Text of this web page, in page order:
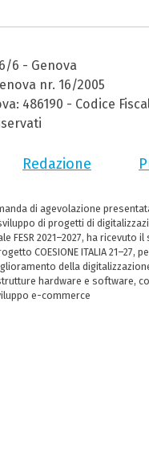
6 - Genova
nr. 16/2005
486190 - Codice
Redazione
di agevolazione
di progetti di
FESR 2021–2027, ha ricevuto
COESIONE ITALIA 21–27,
della
hardware e software,
e-commerce